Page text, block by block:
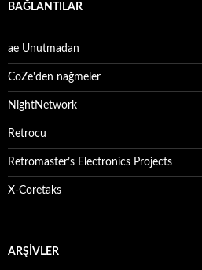
BAĞLANTILAR
ae Unutmadan
CoZe'den nağmeler
NightNetwork
Retrocu
Retromaster’s Electronics Projects
X-Coretaks
ARŞIVLER